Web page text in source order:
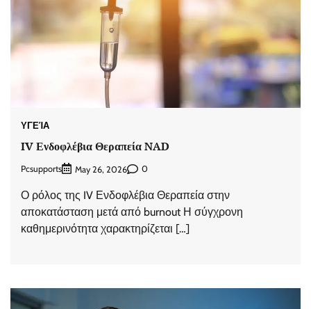
ΥΓΕΊΑ
IV Ενδοφλέβια Θεραπεία NAD
Pcsupports May 26, 2026 0
Ο ρόλος της IV Ενδοφλέβια Θεραπεία στην
αποκατάσταση μετά από burnout Η σύγχρονη
καθημερινότητα χαρακτηρίζεται […]